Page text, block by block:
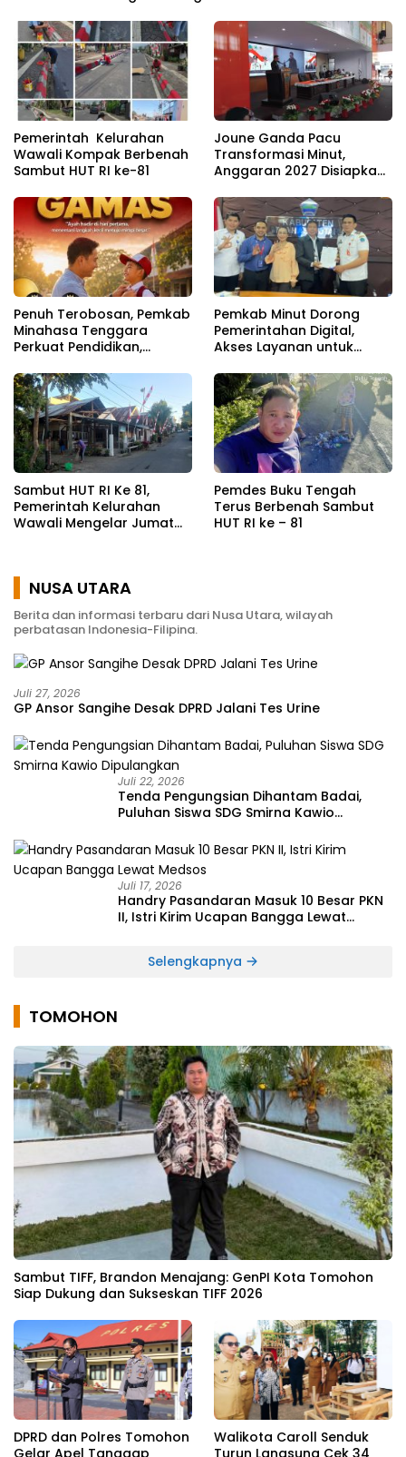
Pemerintah Kelurahan
Wawali Kompak Berbenah
Sambut HUT RI ke-81
Joune Ganda Pacu
Transformasi Minut,
Anggaran 2027 Disiapkan
Penuh Terobosan, Pemkab
Minahasa Tenggara
Perkuat Pendidikan,
Kesehatan
Pemkab Minut Dorong
Pemerintahan Digital,
Akses Layanan untuk
Sambut HUT RI Ke 81,
Pemerintah Kelurahan
Wawali Mengelar Jumat
Pemdes Buku Tengah
Terus Berbenah Sambut
HUT RI ke – 81
NUSA UTARA
Berita dan informasi terbaru dari Nusa Utara, wilayah
perbatasan Indonesia-Filipina.
Juli 27, 2026
GP Ansor Sangihe Desak DPRD Jalani Tes Urine
Juli 22, 2026
Tenda Pengungsian Dihantam Badai,
Puluhan Siswa SDG Smirna Kawio
Juli 17, 2026
Handry Pasandaran Masuk 10 Besar PKN
II, Istri Kirim Ucapan Bangga Lewat
Selengkapnya
TOMOHON
Sambut TIFF, Brandon Menajang: ​GenPI Kota Tomohon
Siap Dukung dan Sukseskan TIFF 2026
DPRD dan Polres Tomohon
Walikota Caroll Senduk